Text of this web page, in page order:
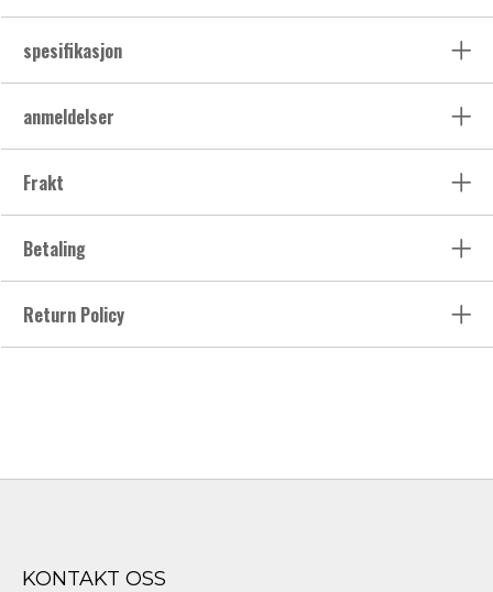
spesifikasjon
anmeldelser
Frakt
Betaling
Return Policy
KONTAKT OSS